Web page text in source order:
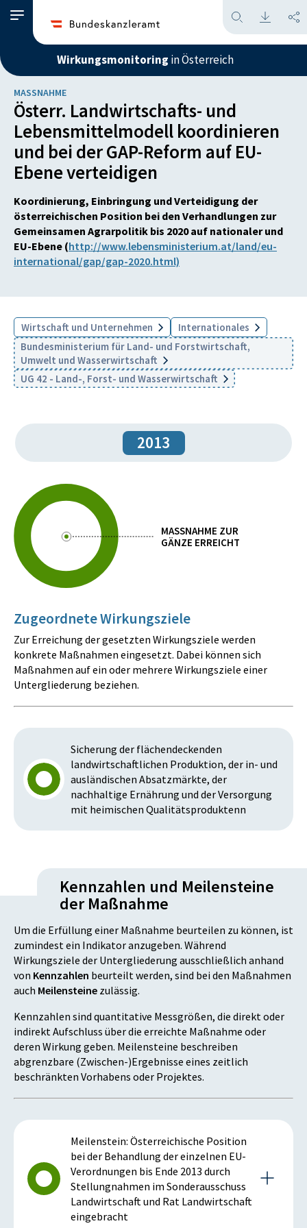
Wirkungsmonitoring in Österreich
MASSNAHME
Österr. Landwirtschafts- und
Lebensmittelmodell koordinieren
und bei der GAP-Reform auf EU-
Ebene verteidigen
Koordinierung, Einbringung und Verteidigung der
österreichischen Position bei den Verhandlungen zur
Gemeinsamen Agrarpolitik bis 2020 auf nationaler und
EU-Ebene (http://www.lebensministerium.at/land/eu-
international/gap/gap-2020.html)
Wirtschaft und Unternehmen
Internationales
Bundesministerium für Land- und Forstwirtschaft,
Umwelt und Wasserwirtschaft
UG 42 - Land-, Forst- und Wasserwirtschaft
2013
MASSNAHME ZUR
GÄNZE ERREICHT
Zugeordnete Wirkungsziele
Zur Erreichung der gesetzten Wirkungsziele werden
konkrete Maßnahmen eingesetzt. Dabei können sich
Maßnahmen auf ein oder mehrere Wirkungsziele einer
Untergliederung beziehen.
Sicherung der flächendeckenden
landwirtschaftlichen Produktion, der in- und
ausländischen Absatzmärkte, der
nachhaltige Ernährung und der Versorgung
mit heimischen Qualitätsproduktenn
Kennzahlen und Meilensteine
der Maßnahme
Um die Erfüllung einer Maßnahme beurteilen zu können, ist
zumindest ein Indikator anzugeben. Während
Wirkungsziele der Untergliederung ausschließlich anhand
von Kennzahlen beurteilt werden, sind bei den Maßnahmen
auch Meilensteine zulässig.
Kennzahlen sind quantitative Messgrößen, die direkt oder
indirekt Aufschluss über die erreichte Maßnahme oder
deren Wirkung geben. Meilensteine beschreiben
abgrenzbare (Zwischen-)Ergebnisse eines zeitlich
beschränkten Vorhabens oder Projektes.
Meilenstein: Österreichische Position
bei der Behandlung der einzelnen EU-
Verordnungen bis Ende 2013 durch
Stellungnahmen im Sonderausschuss
Landwirtschaft und Rat Landwirtschaft
eingebracht